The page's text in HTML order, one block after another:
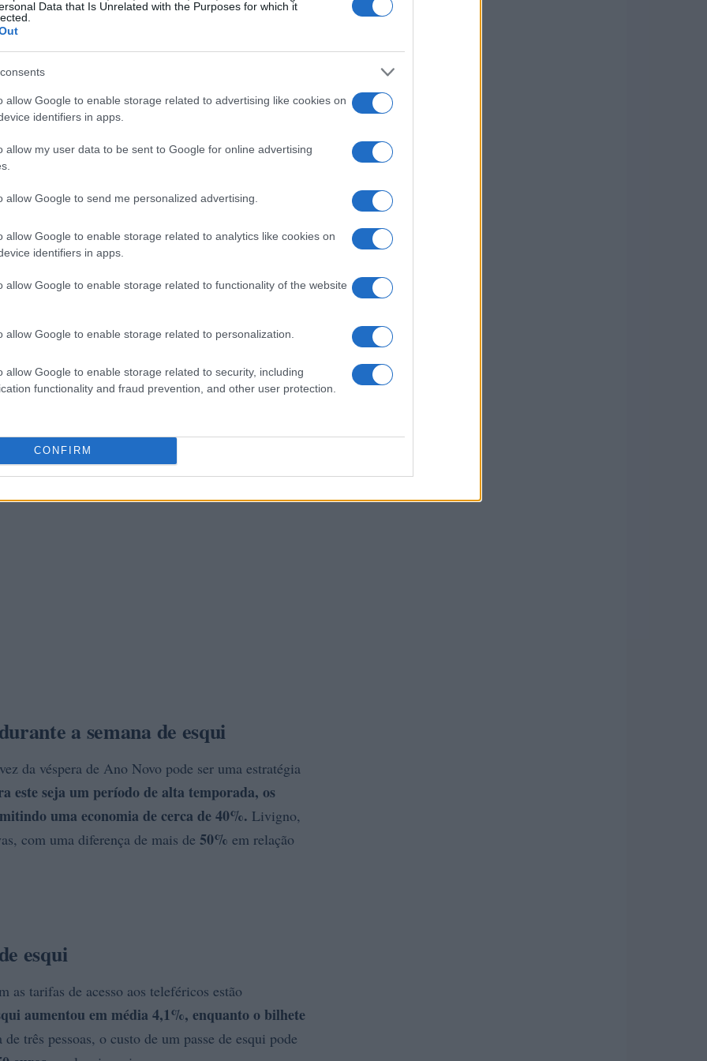
Data that Is Unrelated with the Purposes for which it
allow Google to enable storage related to advertising like cookies on
identifiers in apps.
allow my user data to be sent to Google for online advertising
allow Google to send me personalized advertising.
allow Google to enable storage related to analytics like cookies on
identifiers in apps.
allow Google to enable storage related to functionality of the website
allow Google to enable storage related to personalization.
allow Google to enable storage related to security, including
functionality and fraud prevention, and other user protection.
CONFIRM
os mais acessíveis, com custos de 1.724 euros
médio, algumas cidades como Cortina e
queda nos custos em relação ao ano passado,
a semana de esqui
da véspera de Ano Novo pode ser uma estratégia
este seja um período de alta temporada, os
uma economia de cerca de 40%. Livigno,
com uma diferença de mais de 50% em relação
esqui
as tarifas de acesso aos teleféricos estão
aumentou em média 4,1%, enquanto o bilhete
três pessoas, o custo de um passe de esqui pode